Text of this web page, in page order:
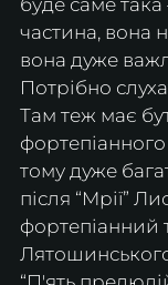
частина, вона
вона дуже
Потрібно
Там теж має
фортепіанного
тому дуже
після “Мрії”
фортепіанний